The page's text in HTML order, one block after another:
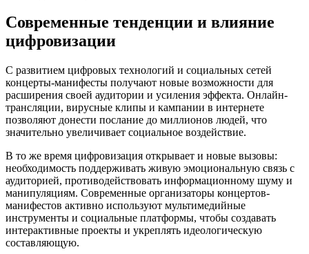
Современные тенденции и влияние
цифровизации
С развитием цифровых технологий и социальных сетей
концерты-манифесты получают новые возможности для
расширения своей аудитории и усиления эффекта. Онлайн-
трансляции, вирусные клипы и кампании в интернете
позволяют донести послание до миллионов людей, что
значительно увеличивает социальное воздействие.
В то же время цифровизация открывает и новые вызовы:
необходимость поддерживать живую эмоциональную связь с
аудиторией, противодействовать информационному шуму и
манипуляциям. Современные организаторы концертов-
манифестов активно используют мультимедийные
инструменты и социальные платформы, чтобы создавать
интерактивные проекты и укреплять идеологическую
составляющую.